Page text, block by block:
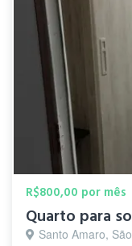
R$800,00 por mês
Quarto para
Santo Amaro,